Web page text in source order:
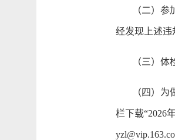
（二）参加
经发现上述违
（三）体检
（四）为做
栏下载“2026